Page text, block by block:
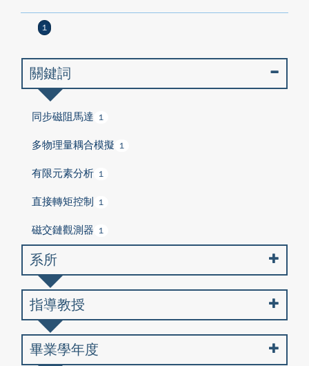
1
關鍵詞
同步磁阻馬達 1
多物理量耦合模擬 1
有限元素分析 1
直接轉矩控制 1
磁交鏈觀測器 1
系所
指導教授
畢業學年度